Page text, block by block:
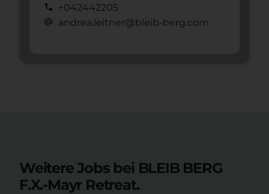
call +042442205
alternate_email andrea.leitner@bleib-berg.com
Weitere Jobs bei BLEIB BERG
F.X.-Mayr Retreat.